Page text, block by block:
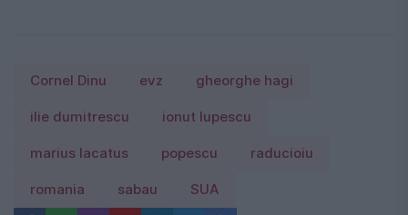
Cornel Dinu evz gheorghe hagi
ilie dumitrescu ionut lupescu
marius lacatus popescu raducioiu
romania sabau SUA